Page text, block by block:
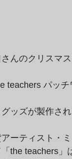
んのクリスマ
teachers パッ
ッズが製作さ
ーティスト・
the teachers」